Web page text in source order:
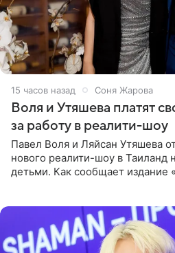
15 часов назад Соня Жарова
Воля и Утяшева платят
за работу в реалити-шоу
Павел Воля и Ляйсан Утяшева
нового реалити-шоу в Таиланд
детьми. Как сообщает издание